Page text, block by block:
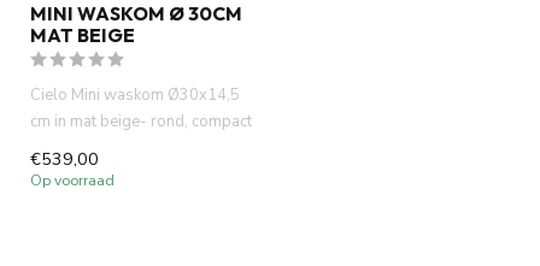
MINI WASKOM Ø 30CM
MAT BEIGE
Cielo Mini waskom Ø30x14,5
cm in mat beige- rond, compact
en modern. Perfect voo...
€539,00
Op voorraad